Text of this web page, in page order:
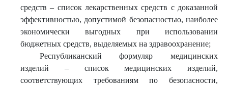
средств – список лекарственных средств с доказанной
эффективностью, допустимой безопасностью, наиболее
экономически выгодных при использовании
бюджетных средств, выделяемых на здравоохранение;
Республиканский формуляр медицинских
изделий – список медицинских изделий,
соответствующих требованиям по безопасности,